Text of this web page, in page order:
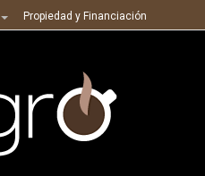
Propiedad y Financiación